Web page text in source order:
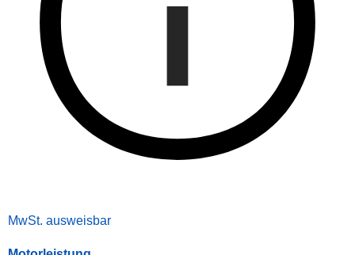
MwSt. ausweisbar